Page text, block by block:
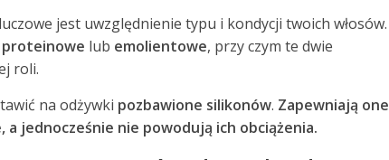
jest uwzględnienie typu i kondycji twoich włosów.
proteinowe lub emolientowe, przy czym te dwie
roli.
na odżywki pozbawione silikonów. Zapewniają one
jednocześnie nie powodują ich obciążenia.